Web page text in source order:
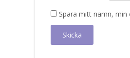
Spara mitt namn, min